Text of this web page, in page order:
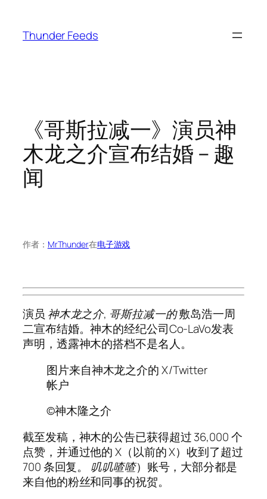
Thunder Feeds
《哥斯拉减一》演员神
木龙之介宣布结婚 – 趣
闻
作者： MrThunder在电子游戏
演员 神木龙之介, 哥斯拉减一的敷岛浩一周
二宣布结婚。神木的经纪公司Co-LaVo发表
声明，透露神木的搭档不是名人。
图片来自神木龙之介的 X/Twitter
帐户
©神木隆之介
截至发稿，神木的公告已获得超过 36,000 个
点赞，并通过他的 X（以前的 X）收到了超过
700 条回复。 叽叽喳喳）账号，大部分都是
来自他的粉丝和同事的祝贺。